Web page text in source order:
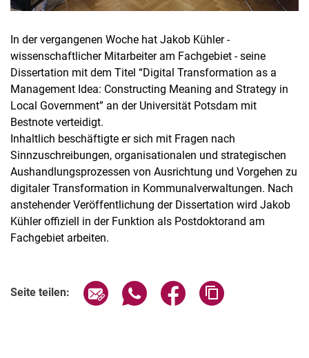
In der vergangenen Woche hat Jakob Kühler -
wissenschaftlicher Mitarbeiter am Fachgebiet - seine
Dissertation mit dem Titel “Digital Transformation as a
Management Idea: Constructing Meaning and Strategy in
Local Government” an der Universität Potsdam mit
Bestnote verteidigt.
Inhaltlich beschäftigte er sich mit Fragen nach
Sinnzuschreibungen, organisationalen und strategischen
Aushandlungsprozessen von Ausrichtung und Vorgehen zu
digitaler Transformation in Kommunalverwaltungen. Nach
anstehender Veröffentlichung der Dissertation wird Jakob
Kühler offiziell in der Funktion als Postdoktorand am
Fachgebiet arbeiten.
Seite teilen: Seite über E-Mail teilen
Seite über WhatsApp teilen
Seite über Facebook